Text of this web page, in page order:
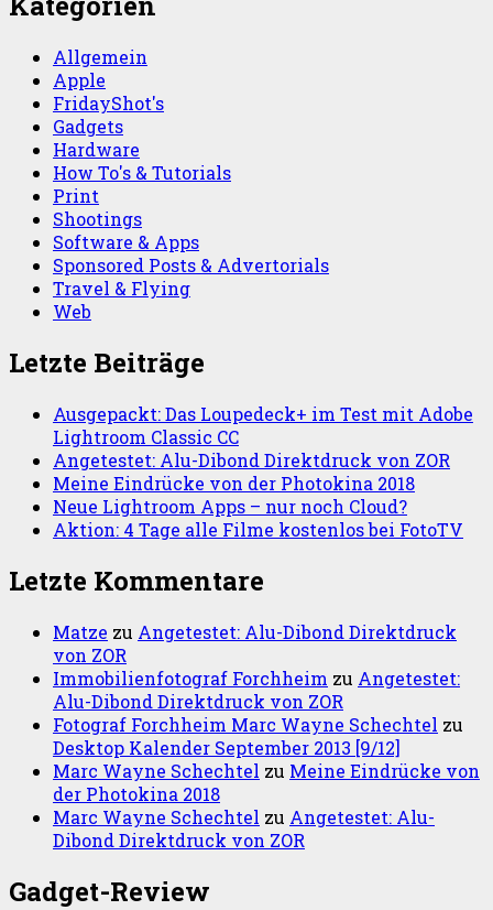
Allgemein
Apple
FridayShot's
Gadgets
Hardware
How To's & Tutorials
Print
Shootings
Software & Apps
Sponsored Posts & Advertorials
Travel & Flying
Web
Letzte Beiträge
Ausgepackt: Das Loupedeck+ im Test mit Adobe
Lightroom Classic CC
Angetestet: Alu-Dibond Direktdruck von ZOR
Meine Eindrücke von der Photokina 2018
Neue Lightroom Apps – nur noch Cloud?
Aktion: 4 Tage alle Filme kostenlos bei FotoTV
Letzte Kommentare
Matze zu Angetestet: Alu-Dibond Direktdruck
von ZOR
Immobilienfotograf Forchheim zu Angetestet:
Alu-Dibond Direktdruck von ZOR
Fotograf Forchheim Marc Wayne Schechtel zu
Desktop Kalender September 2013 [9/12]
Marc Wayne Schechtel zu Meine Eindrücke von
der Photokina 2018
Marc Wayne Schechtel zu Angetestet: Alu-
Dibond Direktdruck von ZOR
Gadget-Review